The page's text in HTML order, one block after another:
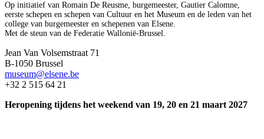
Op initiatief van Romain De Reusme, burgemeester, Gautier Calomne,
eerste schepen en schepen van Cultuur en het Museum en de leden van het
college van burgemeester en schepenen van Elsene.
Met de steun van de Federatie Wallonië-Brussel.
Jean Van Volsemstraat 71
B-1050 Brussel
museum@elsene.be
+32 2 515 64 21
Heropening tijdens het weekend van 19, 20 en 21 maart 2027